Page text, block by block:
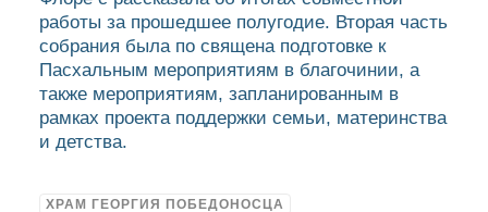
работы за прошедшее полугодие. Вторая часть
собрания была по священа подготовке к
Пасхальным мероприятиям в благочинии, а
также мероприятиям, запланированным в
рамках проекта поддержки семьи, материнства
и детства.
ХРАМ ГЕОРГИЯ ПОБЕДОНОСЦА